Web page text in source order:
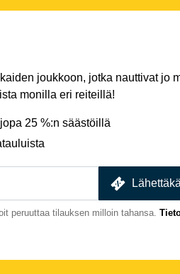
joukkoon, jotka nauttivat jo
monilla eri reiteillä!
25 %:n säästöillä
peruuttaa tilauksen milloin tahansa.